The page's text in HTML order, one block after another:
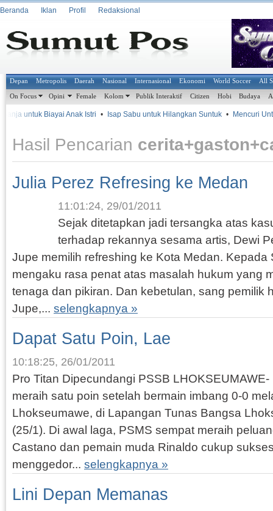
Beranda Iklan Profil Redaksional
Depan Metropolis Daerah Nasional Internasional Ekonomi World Soccer All
On Focus Opini Female Kolom Publik Interaktif Citizen Hobi Budaya
untuk Biayai Anak Istri • Isap Sabu untuk Hilangkan Suntuk • Mencuri
Hasil Pencarian
Julia Perez Refresing ke Medan
11:01:24, 29/01/2011
Sejak ditetapkan jadi tersangka atas
terhadap rekannya sesama artis, Dewi
Jupe memilih refreshing ke Kota Medan. Kepada
mengaku rasa penat atas masalah hukum yang
tenaga dan pikiran. Dan kebetulan, sang pemilik
Jupe,... selengkapnya »
Dapat Satu Poin, Lae
10:18:25, 26/01/2011
Pro Titan Dipecundangi PSSB
meraih satu poin setelah bermain imbang 0-0
Lhokseumawe, di Lapangan Tunas Bangsa
(25/1). Di awal laga, PSMS sempat meraih
Castano dan pemain muda Rinaldo cukup
menggedor... selengkapnya »
Lini Depan Memanas